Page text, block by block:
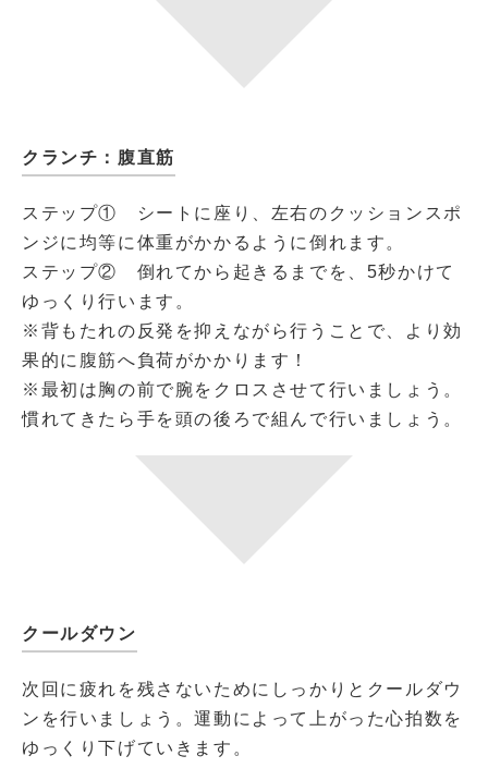
クランチ：腹直筋
ステップ① シートに座り、左右のクッションスポ
ンジに均等に体重がかかるように倒れます。
ステップ② 倒れてから起きるまでを、5秒かけて
ゆっくり行います。
※背もたれの反発を抑えながら行うことで、より効
果的に腹筋へ負荷がかかります！
※最初は胸の前で腕をクロスさせて行いましょう。
慣れてきたら手を頭の後ろで組んで行いましょう。
クールダウン
次回に疲れを残さないためにしっかりとクールダウ
ンを行いましょう。運動によって上がった心拍数を
ゆっくり下げていきます。